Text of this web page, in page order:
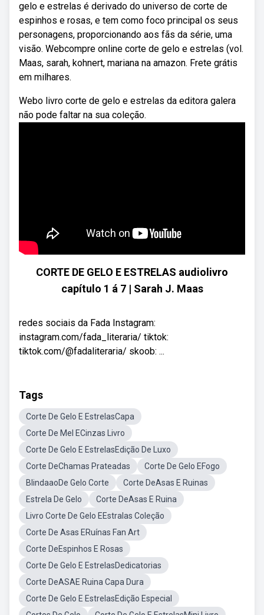
gelo e estrelas é derivado do universo de corte de
espinhos e rosas, e tem como foco principal os seus
personagens, proporcionando aos fãs da série, uma
visão. Webcompre online corte de gelo e estrelas (vol.
Maas, sarah, kohnert, mariana na amazon. Frete grátis
em milhares.
Webo livro corte de gelo e estrelas da editora galera
não pode faltar na sua coleção.
CORTE DE GELO E ESTRELAS audiolivro
capítulo 1 á 7 | Sarah J. Maas
redes sociais da Fada Instagram:
instagram.com/fada_literaria/ tiktok:
tiktok.com/@fadaliteraria/ skoob: ...
Tags
Corte De Gelo E EstrelasCapa
Corte De Mel ECinzas Livro
Corte De Gelo E EstrelasEdição De Luxo
Corte DeChamas Prateadas
Corte De Gelo EFogo
BlindaaoDe Gelo Corte
Corte DeAsas E Ruinas
Estrela De Gelo
Corte DeAsas E Ruina
Livro Corte De Gelo EEstralas Coleção
Corte De Asas ERuínas Fan Art
Corte DeEspinhos E Rosas
Corte De Gelo E EstrelasDedicatorias
Corte DeASAE Ruina Capa Dura
Corte De Gelo E EstrelasEdição Especial